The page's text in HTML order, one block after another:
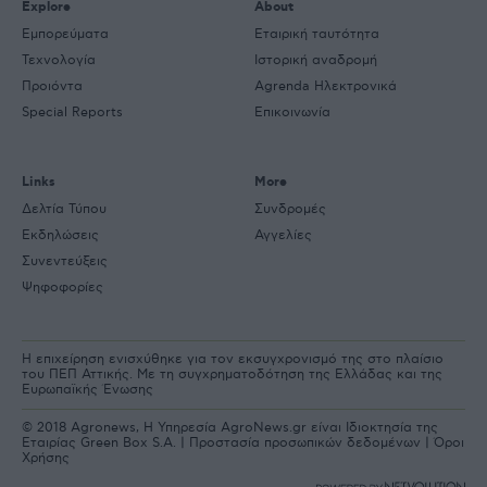
Explore
Εμπορεύματα
Τεχνολογία
Προιόντα
Special Reports
About
Εταιρική ταυτότητα
Ιστορική αναδρομή
Agrenda Ηλεκτρονικά
Επικοινωνία
Links
Δελτία Τύπου
Εκδηλώσεις
Συνεντεύξεις
Ψηφοφορίες
More
Συνδρομές
Αγγελίες
Η επιχείρηση ενισχύθηκε για τον εκσυγχρονισμό της στο πλαίσιο
του ΠΕΠ Αττικής. Με τη συγχρηματοδότηση της Ελλάδας και της
Ευρωπαϊκής Ένωσης
© 2018 Agronews, Η Υπηρεσία AgroNews.gr είναι Ιδιοκτησία της
Εταιρίας Green Box S.A. | Προστασία προσωπικών δεδομένων
Όροι
Χρήσης